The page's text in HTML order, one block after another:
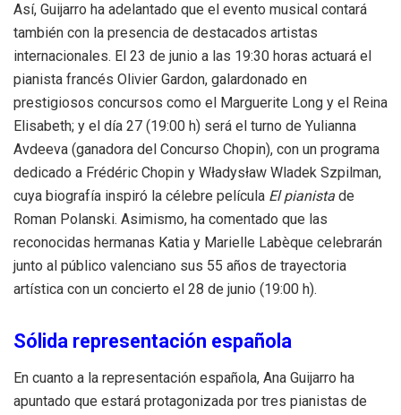
Así, Guijarro ha adelantado que el evento musical contará
también con la presencia de destacados artistas
internacionales. El 23 de junio a las 19:30 horas actuará el
pianista francés Olivier Gardon, galardonado en
prestigiosos concursos como el Marguerite Long y el Reina
Elisabeth; y el día 27 (19:00 h) será el turno de Yulianna
Avdeeva (ganadora del Concurso Chopin), con un programa
dedicado a Frédéric Chopin y Władysław Wladek Szpilman,
cuya biografía inspiró la célebre película El pianista de
Roman Polanski. Asimismo, ha comentado que las
reconocidas hermanas Katia y Marielle Labèque celebrarán
junto al público valenciano sus 55 años de trayectoria
artística con un concierto el 28 de junio (19:00 h).
Sólida representación española
En cuanto a la representación española, Ana Guijarro ha
apuntado que estará protagonizada por tres pianistas de